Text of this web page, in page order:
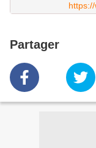
Partager